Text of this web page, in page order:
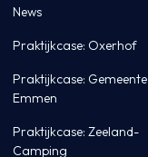
News
Praktijkcase: Oxerhof
Praktijkcase: Gemeente
Emmen
Praktijkcase: Zeeland-
Camping